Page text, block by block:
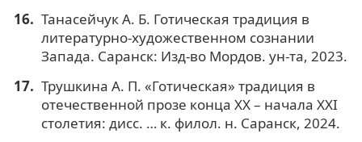
Танасейчук А. Б. Готическая традиция в
литературно-художественном сознании
Запада. Саранск: Изд-во Мордов. ун-та, 2023.
Трушкина А. П. «Готическая» традиция в
отечественной прозе конца XX – начала XXI
столетия: дисс. … к. филол. н. Саранск, 2024.